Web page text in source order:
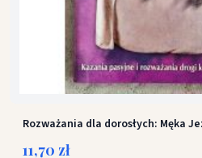
Rozważania dla dorosłych: Męka
11,70 zł